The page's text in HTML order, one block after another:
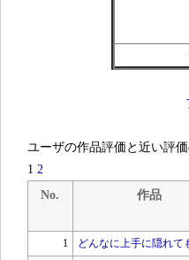
ユーザの作品評価と近い評
1 2
No.
作品
1 どんなに上手に隠れて